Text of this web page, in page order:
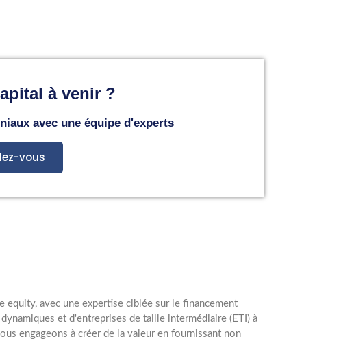
à venir ?
avec une équipe d'experts
vous
equity, avec une expertise ciblée sur le financement
et d'entreprises de taille intermédiaire (ETI) à
engageons à créer de la valeur en fournissant non